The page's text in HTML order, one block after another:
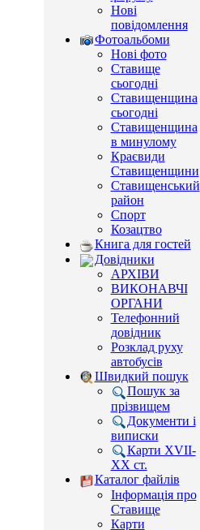
Нові
повідомлення
Фотоальбоми
Нові фото
Ставище
сьогодні
Ставищенщина
сьогодні
Ставищенщина
в минулому
Краєвиди
Ставищенщини
Ставищенський
район
Спорт
Козацтво
Книга для гостей
Довідники
АРХІВИ
ВИКОНАВЧІ
ОРГАНИ
Телефонний
довідник
Розклад руху
автобусів
Швидкий пошук
Пошук за
прізвищем
Документи і
виписки
Карти XVII-
XX ст.
Каталог файлів
Інформація про
Ставище
Карти